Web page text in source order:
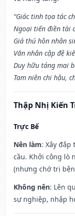
“Giác tinh tọa tác
Ngoại tiến điền tài
Giá thú hôn nhân
Văn nhân cập đệ
Duy hữu táng mai
Tam niên chi hậu,
Thập Nhị Kiến
Trực Bế
Nên làm: Xây đắp
cầu. Khởi công lò
(nhưng chớ trị
Không nên: Lên
sự nghiệp, nhập